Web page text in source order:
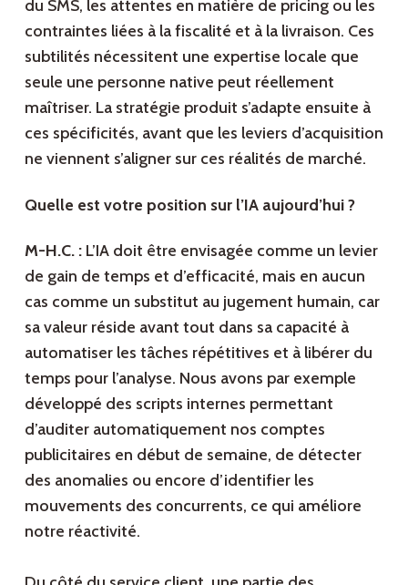
du SMS, les attentes en matière de pricing ou les
contraintes liées à la fiscalité et à la livraison. Ces
subtilités nécessitent une expertise locale que
seule une personne native peut réellement
maîtriser. La stratégie produit s’adapte ensuite à
ces spécificités, avant que les leviers d’acquisition
ne viennent s’aligner sur ces réalités de marché.
Quelle est votre position sur l’IA aujourd’hui ?
M-H.C. :L’IA doit être envisagée comme un levier
de gain de temps et d’efficacité, mais en aucun
cas comme un substitut au jugement humain, car
sa valeur réside avant tout dans sa capacité à
automatiser les tâches répétitives et à libérer du
temps pour l’analyse. Nous avons par exemple
développé des scripts internes permettant
d’auditer automatiquement nos comptes
publicitaires en début de semaine, de détecter
des anomalies ou encore d’identifier les
mouvements des concurrents, ce qui améliore
notre réactivité.